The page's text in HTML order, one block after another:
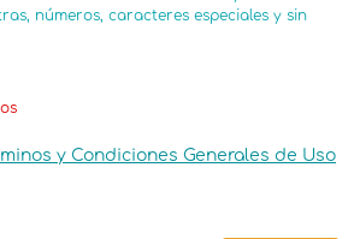
números, caracteres especiales y sin
y Condiciones Generales de Uso